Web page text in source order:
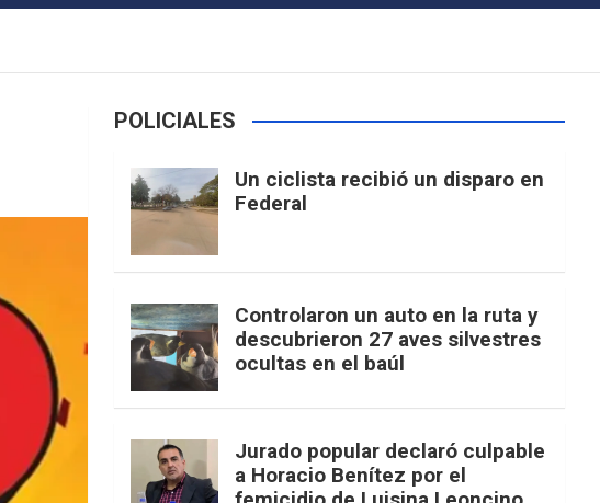
POLICIALES
Un ciclista recibió un disparo en
Federal
Controlaron un auto en la ruta y
descubrieron 27 aves silvestres
ocultas en el baúl
Jurado popular declaró culpable
a Horacio Benítez por el